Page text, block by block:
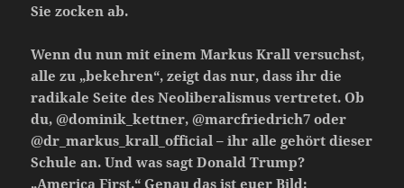
Sie zocken ab.
Wenn du nun mit einem Markus Krall versuchst,
alle zu „bekehren“, zeigt das nur, dass ihr die
radikale Seite des Neoliberalismus vertretet. Ob
du, @dominik_kettner, @marcfriedrich7 oder
@dr_markus_krall_official – ihr alle gehört dieser
Schule an. Und was sagt Donald Trump?
„America First.“ Genau das ist euer Bild: